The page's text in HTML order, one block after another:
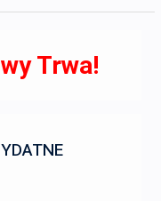
Trwa!